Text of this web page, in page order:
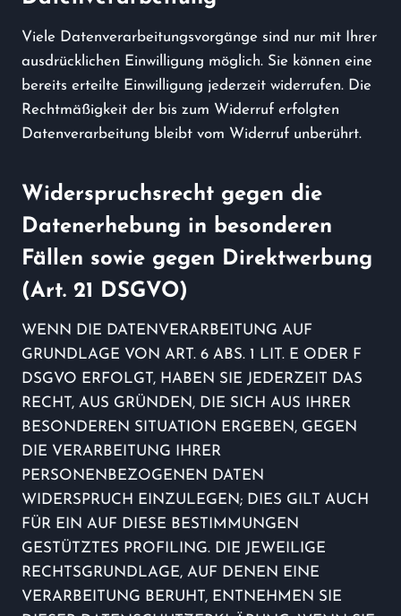
Viele Datenverarbeitungsvorgänge sind nur mit Ihrer
ausdrücklichen Einwilligung möglich. Sie können eine
bereits erteilte Einwilligung jederzeit widerrufen. Die
Rechtmäßigkeit der bis zum Widerruf erfolgten
Datenverarbeitung bleibt vom Widerruf unberührt.
Widerspruchsrecht gegen die
Datenerhebung in besonderen
Fällen sowie gegen Direktwerbung
(Art. 21 DSGVO)
WENN DIE DATENVERARBEITUNG AUF
GRUNDLAGE VON ART. 6 ABS. 1 LIT. E ODER F
DSGVO ERFOLGT, HABEN SIE JEDERZEIT DAS
RECHT, AUS GRÜNDEN, DIE SICH AUS IHRER
BESONDEREN SITUATION ERGEBEN, GEGEN
DIE VERARBEITUNG IHRER
PERSONENBEZOGENEN DATEN
WIDERSPRUCH EINZULEGEN; DIES GILT AUCH
FÜR EIN AUF DIESE BESTIMMUNGEN
GESTÜTZTES PROFILING. DIE JEWEILIGE
RECHTSGRUNDLAGE, AUF DENEN EINE
VERARBEITUNG BERUHT, ENTNEHMEN SIE